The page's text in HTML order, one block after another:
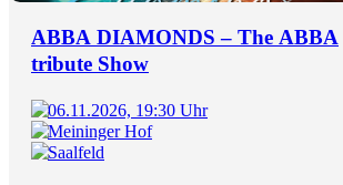
ABBA DIAMONDS – The ABBA
tribute Show
06.11.2026, 19:30 Uhr
Meininger Hof
Saalfeld